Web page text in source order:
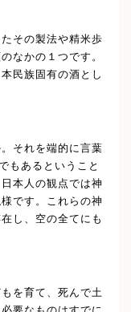
その製法や精米歩
なかの１つです。
民族固有の酒とし
それを端的に言葉
もあるということ
本人の観点では神
です。これらの神
し、空の全てにも
を育て、死んで土